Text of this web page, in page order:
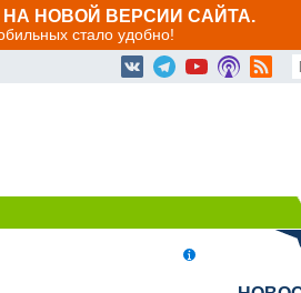
НОВОЙ ВЕРСИИ САЙТА.
стало удобно!